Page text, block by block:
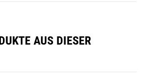
AUS DIESER